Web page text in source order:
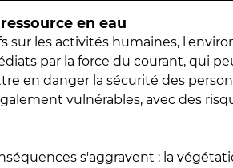
en eau
sur les activités humaines,
par la force du courant, qui
en danger la sécurité des
vulnérables, avec des
s'aggravent : la